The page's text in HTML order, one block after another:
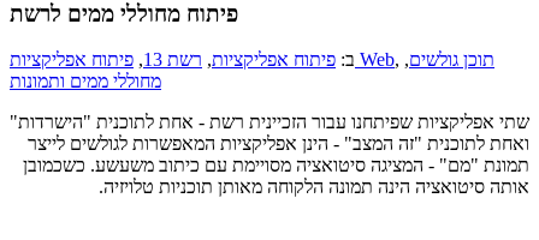
פיתוח מחוללי ממים לרשת
ב: פיתוח אפליקציות, רשת 13 , פיתוח אפליקציות Web, תוכן גולשים,
מחוללי ממים ותמונות
שתי אפליקציות שפיתחנו עבור הזכיינית רשת - אחת לתוכנית "הישרדות"
ואחת לתוכנית "זה המצב" - הינן אפליקציות המאפשרות לגולשים לייצר
תמונת "מם" - המציגה סיטואציה מסויימת עם כיתוב משעשע. כשכמובן
אותה סיטואציה הינה תמונה הלקוחה מאותן תוכניות טלויזיה.